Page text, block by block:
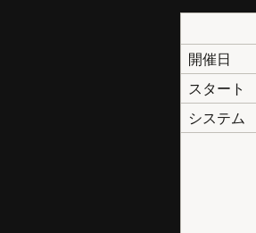
開催日
スタート
システム